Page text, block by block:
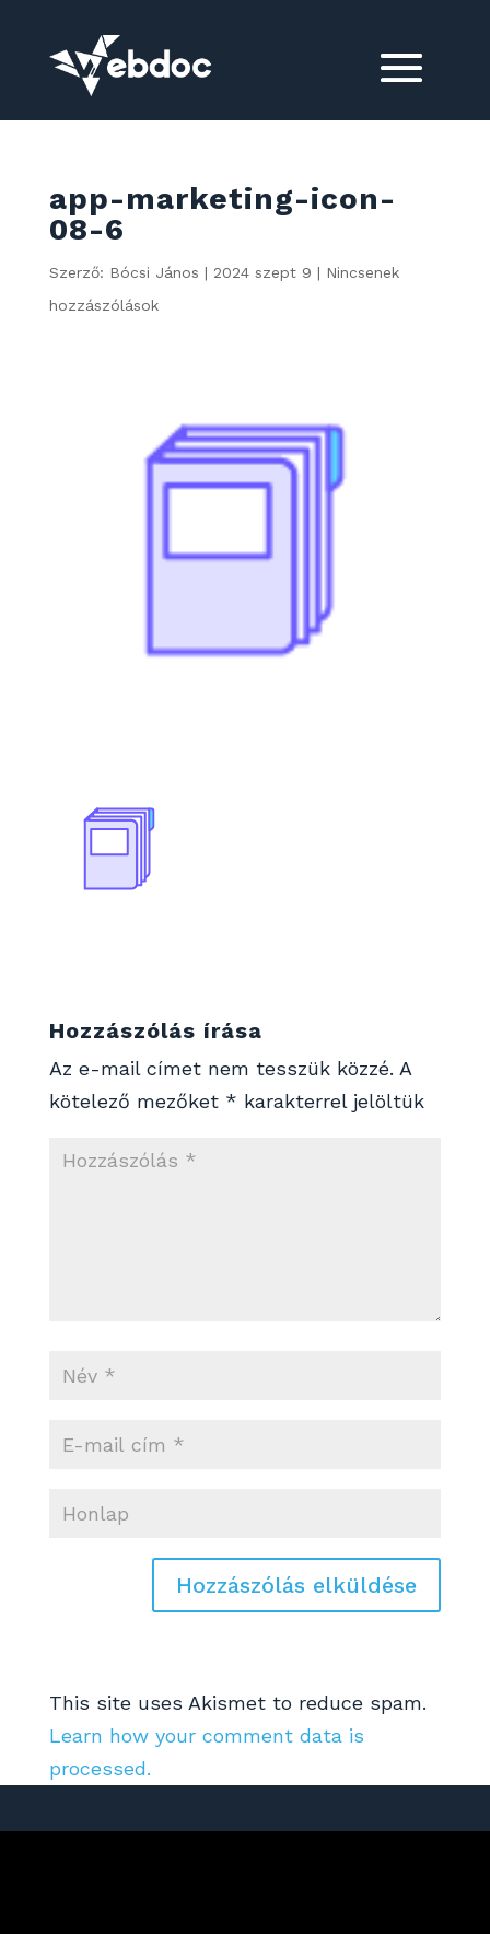
app-marketing-icon-
08-6
Szerző: Bócsi János | 2024 szept 9 | Nincsenek
hozzászólások
Hozzászólás írása
Az e-mail címet nem tesszük közzé. A
kötelező mezőket * karakterrel jelöltük
This site uses Akismet to reduce spam.
Learn how your comment data is
processed.